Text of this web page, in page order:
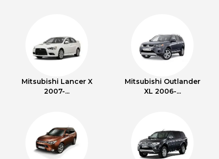
Mitsubishi Lancer X
2007-...
Mitsubishi Outlander
XL 2006-...